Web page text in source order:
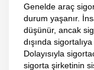
Genelde araç
durum yaşanır.
düşünür, ancak
dışında
Dolayısıyla
sigorta şirketinin